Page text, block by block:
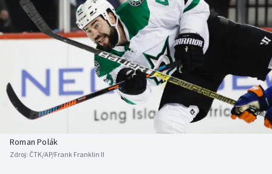
DALŠÍ SPORTY
Americký fotbal
Baseball a softbal
Basketbal
Biatlon
NEPŘEHLÉDNĚTE
Soutěže
Historické návraty
Aplikace ČT sport
Roman Polák
Zdroj: ČTK/AP/Frank Franklin II